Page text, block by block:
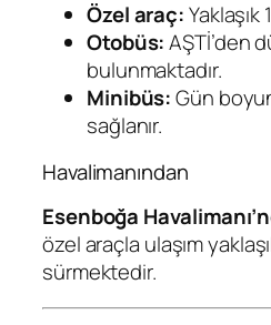
Özel araç:Yaklaşık
Otobüs:AŞTİ’den
bulunmaktadır.
Minibüs:Gün
sağlanır.
Havalimanından
Esenboğa
özel araçla ulaşım
sürmektedir.